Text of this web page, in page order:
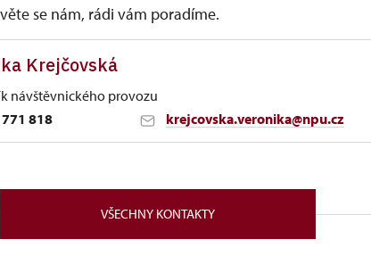
se nám, rádi vám poradíme.
Krejčovská
návštěvnického provozu
818
krejcovska.veronika@npu.cz
54701
VŠECHNY KONTAKTY